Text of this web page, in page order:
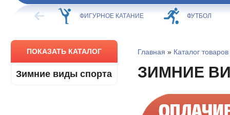
ХОККЕЙ ФИГУРНОЕ КАТАНИЕ ФУТБОЛ
ПОКАЗАТЬ КАТАЛОГ
Зимние виды спорта
Главная » Каталог товаров
ЗИМНИЕ